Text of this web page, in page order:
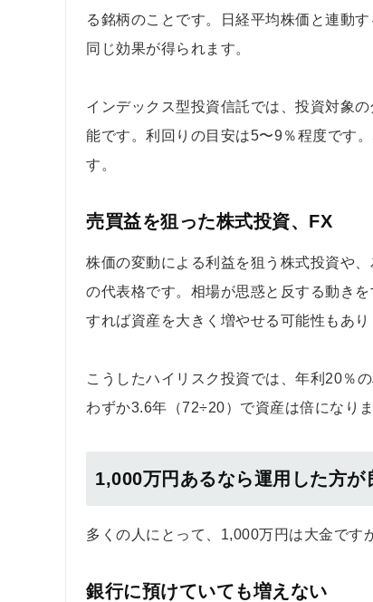
る銘柄のことです。日経平均株価と連動
同じ効果が得られます。
インデックス型投資信託では、投資対象
能です。利回りの目安は5〜9％程度です
す。
売買益を狙った株式投資、FX
株価の変動による利益を狙う株式投資や
の代表格です。相場が思惑と反する動き
すれば資産を大きく増やせる可能性もあり
こうしたハイリスク投資では、年利20％
わずか3.6年（72÷20）で資産は倍になりま
1,000万円あるなら運用した方が
多くの人にとって、1,000万円は大金です
銀行に預けていても増えない